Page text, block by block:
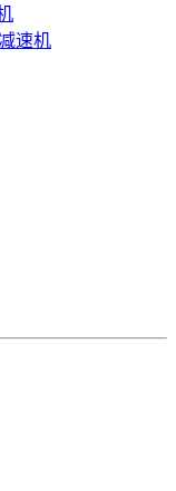
速机